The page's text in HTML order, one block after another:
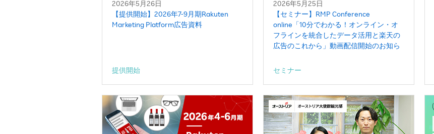
2026年5月26日
【提供開始】2026年7-9月期Rakuten
Marketing Platform広告資料
提供開始
2026年5月25日
【セミナー】RMP Conference
online「10分でわかる！オンライン・オ
フラインを統合したデータ活用と楽天の
広告のこれから」動画配信開始のお知ら
セミナー